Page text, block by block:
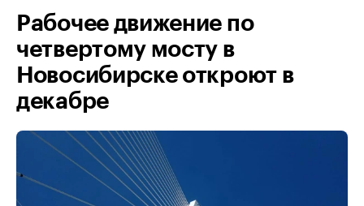
Рабочее движение по
четвертому мосту в
Новосибирске откроют в
декабре